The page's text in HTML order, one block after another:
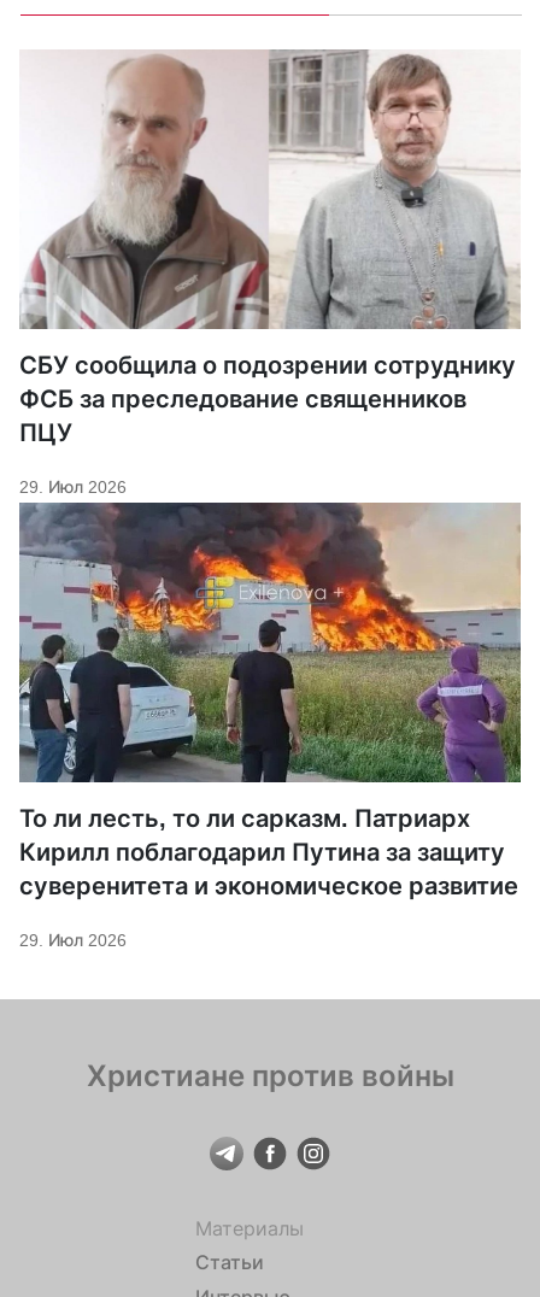
СБУ сообщила о подозрении сотруднику
ФСБ за преследование священников
ПЦУ
29. Июл 2026
То ли лесть, то ли сарказм. Патриарх
Кирилл поблагодарил Путина за защиту
суверенитета и экономическое развитие
29. Июл 2026
Христиане против войны
Материалы
Статьи